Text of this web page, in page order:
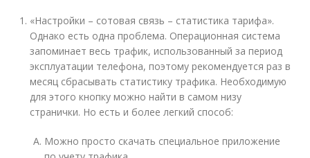
«Настройки – сотовая связь – статистика тарифа».
Однако есть одна проблема. Операционная система
запоминает весь трафик, использованный за период
эксплуатации телефона, поэтому рекомендуется раз в
месяц сбрасывать статистику трафика. Необходимую
для этого кнопку можно найти в самом низу
странички. Но есть и более легкий способ:
Можно просто скачать специальное приложение